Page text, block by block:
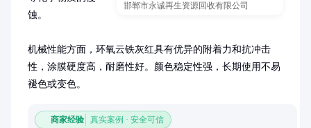
邯郸市永诚再生资源回收有限公司
蚀。
机械性能方面，环氧云铁灰红具有优异的附着力和抗冲击
性，涂膜硬度高，耐磨性好。颜色稳定性强，长期使用不易
褪色或变色。
商家经验 真实案例 · 安全可信